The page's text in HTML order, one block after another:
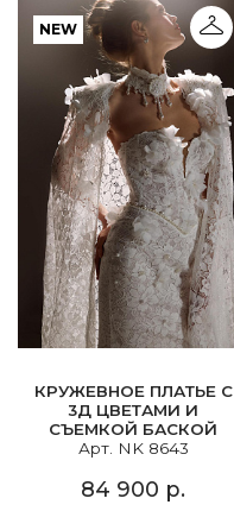
NEW
КРУЖЕВНОЕ ПЛАТЬЕ С
3Д ЦВЕТАМИ И
СЪЕМКОЙ БАСКОЙ
Арт. NK 8643
84 900 р.